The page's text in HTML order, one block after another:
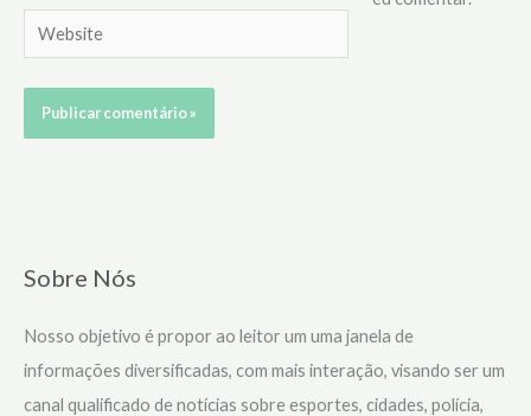
Website
Sobre Nós
Nosso objetivo é propor ao leitor um uma janela de
informações diversificadas, com mais interação, visando ser um
canal qualificado de notícias sobre esportes, cidades, polícia,